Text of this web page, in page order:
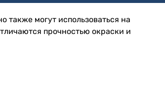
могут использоваться на
прочностью окраски и